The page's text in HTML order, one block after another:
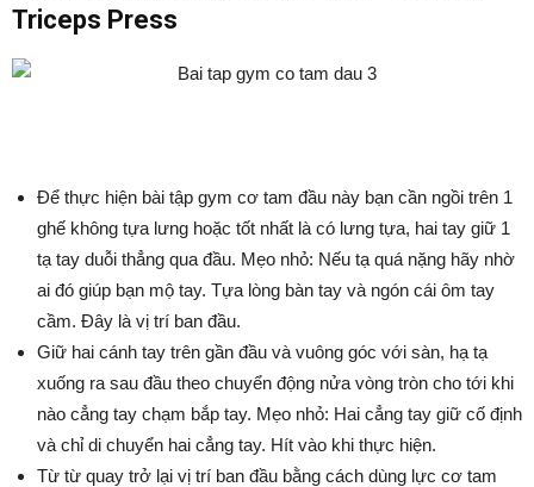
Triceps Press
Để thực hiện bài tập gym cơ tam đầu này bạn cần ngồi trên 1
ghế không tựa lưng hoặc tốt nhất là có lưng tựa, hai tay giữ 1
tạ tay duỗi thẳng qua đầu. Mẹo nhỏ: Nếu tạ quá nặng hãy nhờ
ai đó giúp bạn mộ tay. Tựa lòng bàn tay và ngón cái ôm tay
cầm. Đây là vị trí ban đầu.
Giữ hai cánh tay trên gần đầu và vuông góc với sàn, hạ tạ
xuống ra sau đầu theo chuyển động nửa vòng tròn cho tới khi
nào cẳng tay chạm bắp tay. Mẹo nhỏ: Hai cẳng tay giữ cố định
và chỉ di chuyển hai cẳng tay. Hít vào khi thực hiện.
Từ từ quay trở lại vị trí ban đầu bằng cách dùng lực cơ tam